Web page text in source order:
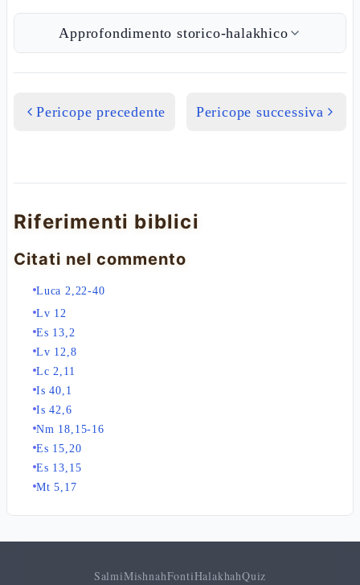
Approfondimento storico-halakhico
Pericope precedente Pericope successiva
Riferimenti biblici
Citati nel commento
Luca 2,22-40
Lv 12
Es 13,2
Lv 12,8
Lc 2,11
Is 40,1
Is 42,6
Nm 18,15-16
Es 15,20
Es 13,15
Mt 5,17
SalmiMishnahFontiHalakhahQuiz